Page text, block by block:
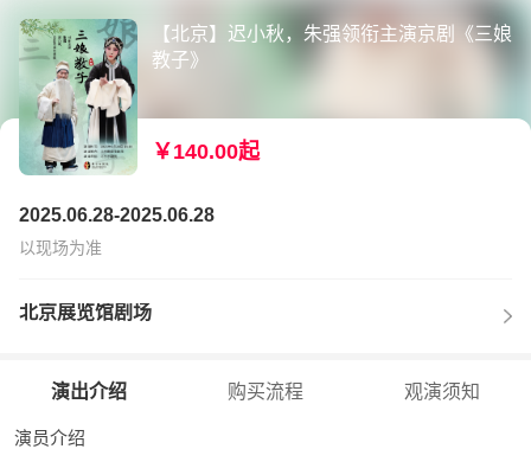
【北京】迟小秋，朱强领衔主演京剧《三娘
教子》
￥140.00起
2025.06.28-2025.06.28
以现场为准
北京展览馆剧场
演出介绍 购买流程 观演须知
演员介绍